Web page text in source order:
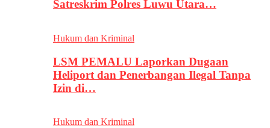
Satreskrim Polres Luwu Utara…
Hukum dan Kriminal
LSM PEMALU Laporkan Dugaan
Heliport dan Penerbangan Ilegal Tanpa
Izin di…
Hukum dan Kriminal